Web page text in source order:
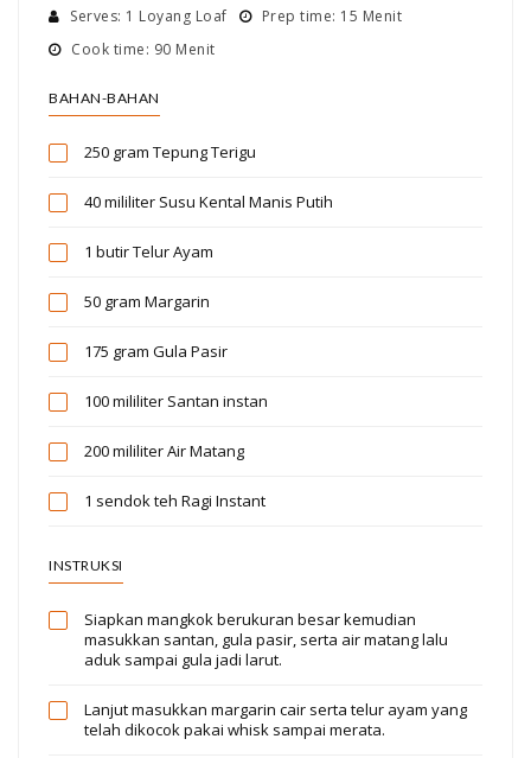
Serves: 1 Loyang Loaf
Prep time: 15 Menit
Cook time: 90 Menit
BAHAN-BAHAN
250 gram Tepung Terigu
40 mililiter Susu Kental Manis Putih
1 butirTelur Ayam
50 gram Margarin
175 gram Gula Pasir
100 mililiter Santan instan
200 mililiterAir Matang
1 sendok teh Ragi Instant
INSTRUKSI
Siapkan mangkok berukuran besar kemudian
masukkan santan, gula pasir, serta air matang lalu
aduk sampai gula jadi larut.
Lanjut masukkan margarin cair serta telur ayam yang
telah dikocok pakai whisk sampai merata.